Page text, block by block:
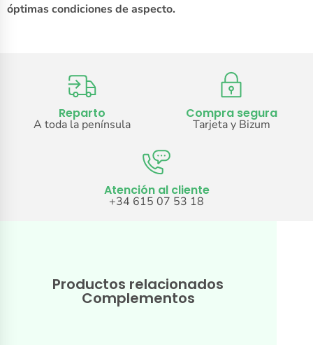
óptimas condiciones de aspecto.
Reparto
A toda la península
Compra segura
Tarjeta y Bizum
Atención al cliente
+34 615 07 53 18
Productos relacionados
Complementos